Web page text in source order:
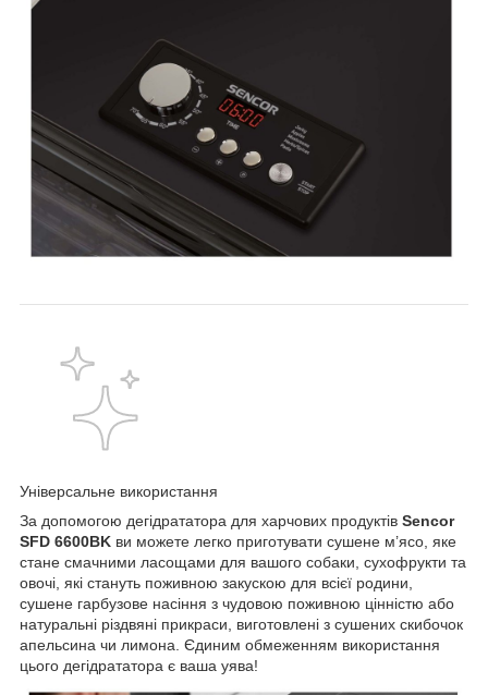
Універсальне використання
За допомогою дегідрататора для харчових продуктів Sencor
SFD 6600BK ви можете легко приготувати сушене м’ясо, яке
стане смачними ласощами для вашого собаки, сухофрукти та
овочі, які стануть поживною закускою для всієї родини,
сушене гарбузове насіння з чудовою поживною цінністю або
натуральні різдвяні прикраси, виготовлені з сушених скибочок
апельсина чи лимона. Єдиним обмеженням використання
цього дегідрататора є ваша уява!